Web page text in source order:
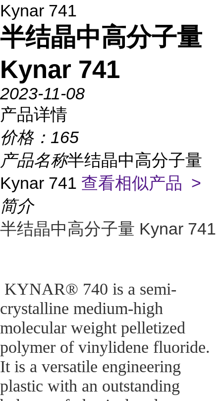
Kynar 741
半结晶中高分子量
Kynar 741
2023-11-08
产品详情
价格： 165
产品名称半结晶中高分子量
Kynar 741 查看相似产品 >
简介
半结晶中高分子量 Kynar 741
KYNAR® 740 is a semi-
crystalline medium-high
molecular weight pelletized
polymer of vinylidene fluoride.
It is a versatile engineering
plastic with an outstanding